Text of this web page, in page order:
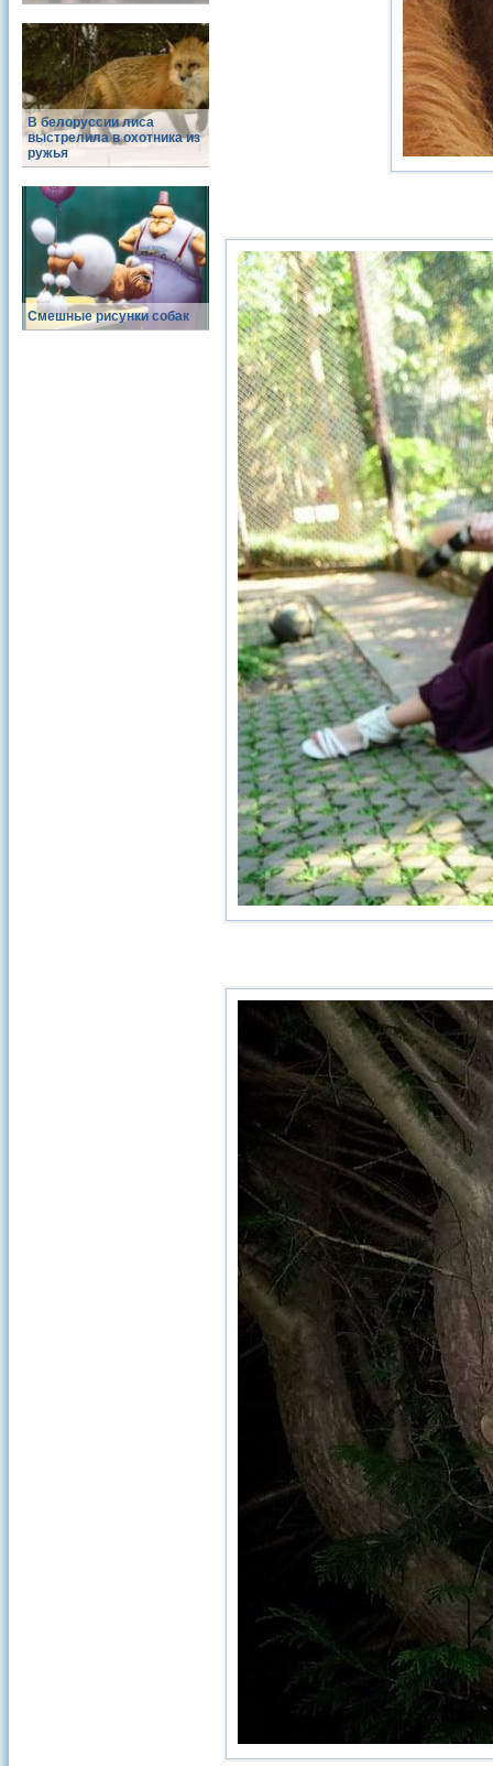
В белоруссии лиса
выстрелила в охотника из
ружья
Смешные рисунки собак